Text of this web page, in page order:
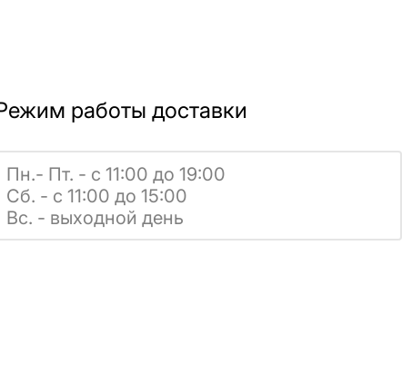
работы доставки
Пн.- Пт. - с 11:00 до 19:00
Сб. - с 11:00 до 15:00
Вс. - выходной день